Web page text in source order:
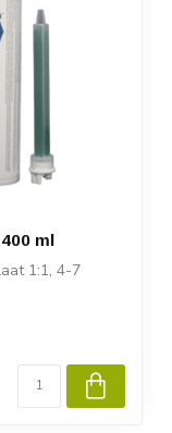
ml
1:1, 4-7